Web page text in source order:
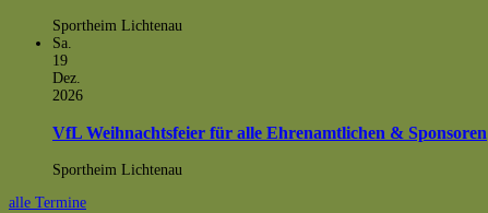
Sportheim Lichtenau
Sa.
19
Dez.
2026
VfL Weihnachtsfeier für alle Ehrenamtlichen & Sponsoren
Sportheim Lichtenau
alle Termine